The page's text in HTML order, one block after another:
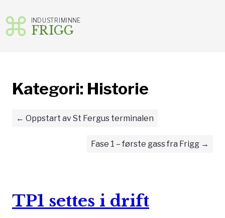
INDUSTRIMINNE
FRIGG
Kategori: Historie
Oppstart av St Fergus terminalen
Fase 1 – første gass fra Frigg
TP1 settes i drift